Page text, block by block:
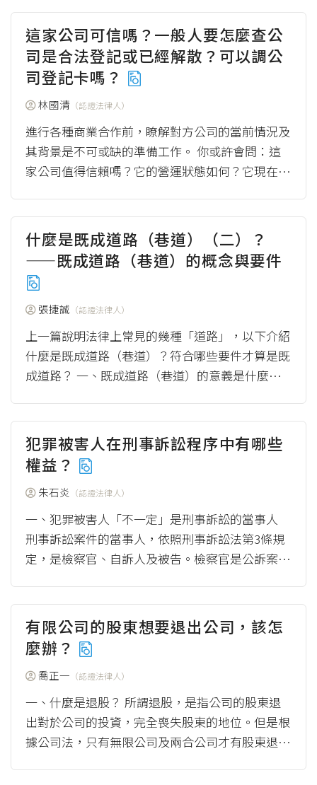
這家公司可信嗎？一般人要怎麼查公
司是合法登記或已經解散？可以調公
司登記卡嗎？
林國清 （認證法律人）
進行各種商業合作前，瞭解對方公司的當前情況及
其背景是不可或缺的準備工作。 你或許會問：這
家公司值得信賴嗎？它的營運狀態如何？它現在有
什麼是既成道路（巷道）（二）？
——既成道路（巷道）的概念與要件
張捷誠 （認證法律人）
上一篇說明法律上常見的幾種「道路」，以下介紹
什麼是既成道路（巷道）？符合哪些要件才算是既
成道路？ 一、既成道路（巷道）的意義是什麼？
犯罪被害人在刑事訴訟程序中有哪些
權益？
朱石炎 （認證法律人）
一、犯罪被害人「不一定」是刑事訴訟的當事人
刑事訴訟案件的當事人，依照刑事訴訟法第3條規
定，是檢察官、自訴人及被告。檢察官是公訴案件
有限公司的股東想要退出公司，該怎
麼辦？
喬正一 （認證法律人）
一、什麼是退股？ 所謂退股，是指公司的股東退
出對於公司的投資，完全喪失股東的地位。但是根
據公司法，只有無限公司及兩合公司才有股東退股